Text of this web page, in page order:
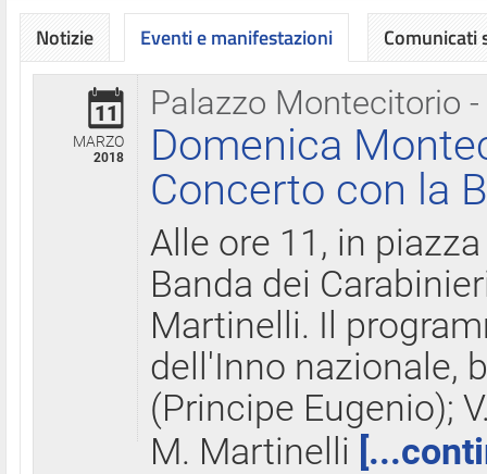
Notizie Eventi e manifestazioni
Palazzo Montecitorio
11
MARZO
2018
Domenica
Concerto con la
Alle ore 11, in
Banda dei
Martinelli. Il
dell'Inno nazionale,
(Principe Eugenio);
M. Martinelli
Comunicati